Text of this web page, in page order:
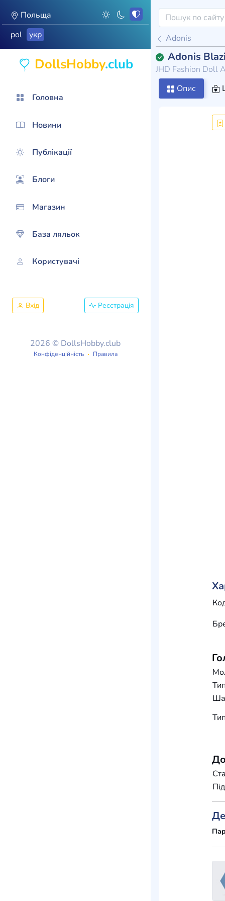
Польща
pol
укр
DollsHobby.club
Головна
Новини
Публікації
Блоги
Магазин
База ляльок
Користувачі
Вхід Реєстрація
2026 © DollsHobby.club
Конфіденційність Правила
Adonis
Adonis
JHD Fashion Doll
Опис